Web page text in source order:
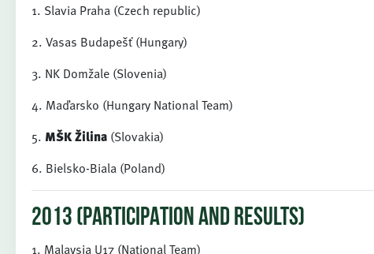
1. Slavia Praha (Czech republic)
2. Vasas Budapešť (Hungary)
3. NK Domžale (Slovenia)
4. Maďarsko (Hungary National Team)
5. MŠK Žilina (Slovakia)
6. Bielsko-Biala (Poland)
2013 (PARTICIPATION AND RESULTS)
1. Malaysia U17 (National Team)